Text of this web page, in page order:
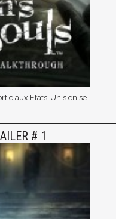
aux Etats-Unis en se
# 1